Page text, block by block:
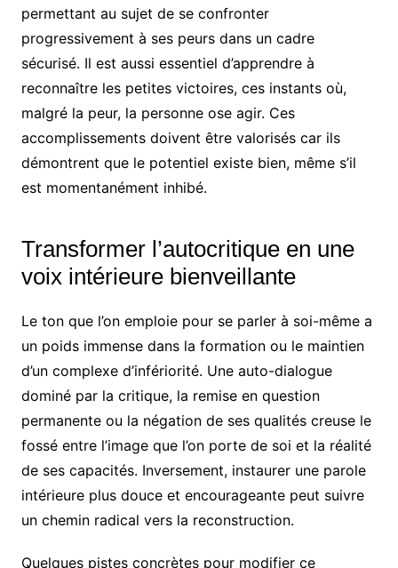
permettant au sujet de se confronter
progressivement à ses peurs dans un cadre
sécurisé. Il est aussi essentiel d’apprendre à
reconnaître les petites victoires, ces instants où,
malgré la peur, la personne ose agir. Ces
accomplissements doivent être valorisés car ils
démontrent que le potentiel existe bien, même s’il
est momentanément inhibé.
Transformer l’autocritique en une
voix intérieure bienveillante
Le ton que l’on emploie pour se parler à soi-même a
un poids immense dans la formation ou le maintien
d’un complexe d’infériorité. Une auto-dialogue
dominé par la critique, la remise en question
permanente ou la négation de ses qualités creuse le
fossé entre l’image que l’on porte de soi et la réalité
de ses capacités. Inversement, instaurer une parole
intérieure plus douce et encourageante peut suivre
un chemin radical vers la reconstruction.
Quelques pistes concrètes pour modifier ce